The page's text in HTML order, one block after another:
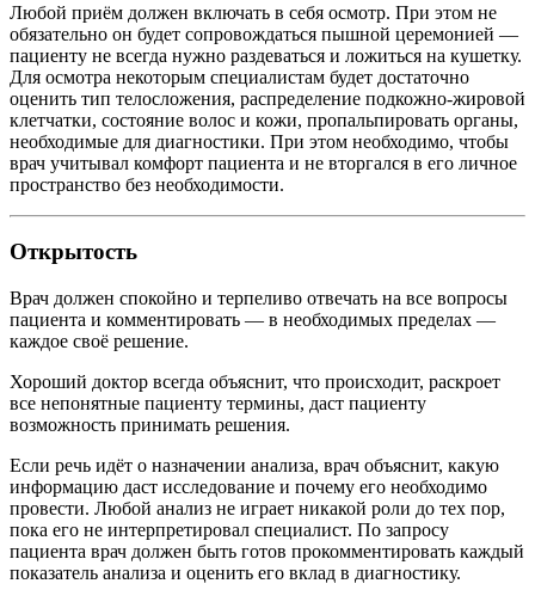
Любой приём должен включать в себя осмотр. При этом не
обязательно он будет сопровождаться пышной церемонией —
пациенту не всегда нужно раздеваться и ложиться на кушетку.
Для осмотра некоторым специалистам будет достаточно
оценить тип телосложения, распределение подкожно-жировой
клетчатки, состояние волос и кожи, пропальпировать органы,
необходимые для диагностики. При этом необходимо, чтобы
врач учитывал комфорт пациента и не вторгался в его личное
пространство без необходимости.
Открытость
Врач должен спокойно и терпеливо отвечать на все вопросы
пациента и комментировать — в необходимых пределах —
каждое своё решение.
Хороший доктор всегда объяснит, что происходит, раскроет
все непонятные пациенту термины, даст пациенту
возможность принимать решения.
Если речь идёт о назначении анализа, врач объяснит, какую
информацию даст исследование и почему его необходимо
провести. Любой анализ не играет никакой роли до тех пор,
пока его не интерпретировал специалист. По запросу
пациента врач должен быть готов прокомментировать каждый
показатель анализа и оценить его вклад в диагностику.